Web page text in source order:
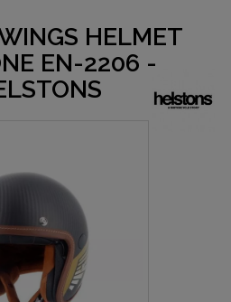
HELMET
EN-2206 -